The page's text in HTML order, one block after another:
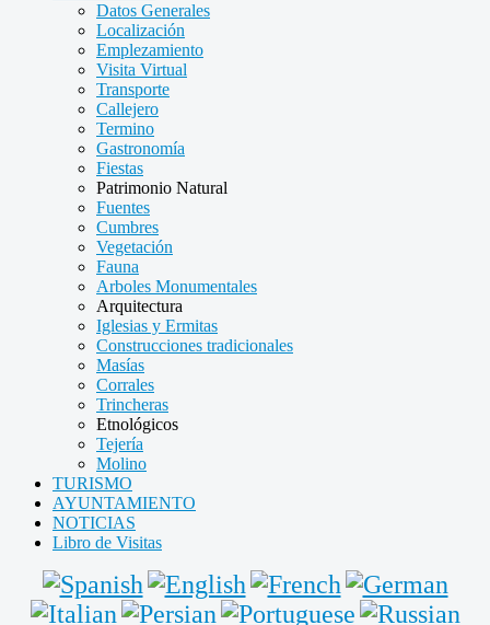
Datos Generales
Localización
Emplezamiento
Visita Virtual
Transporte
Callejero
Termino
Gastronomía
Fiestas
Patrimonio Natural
Fuentes
Cumbres
Vegetación
Fauna
Arboles Monumentales
Arquitectura
Iglesias y Ermitas
Construcciones tradicionales
Masías
Corrales
Trincheras
Etnológicos
Tejería
Molino
TURISMO
AYUNTAMIENTO
NOTICIAS
Libro de Visitas